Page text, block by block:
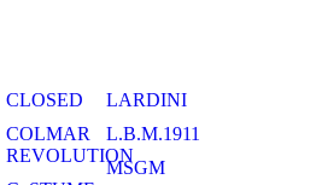
CLOSED
COLMAR
REVOLUTION
LARDINI
L.B.M.1911
MSGM